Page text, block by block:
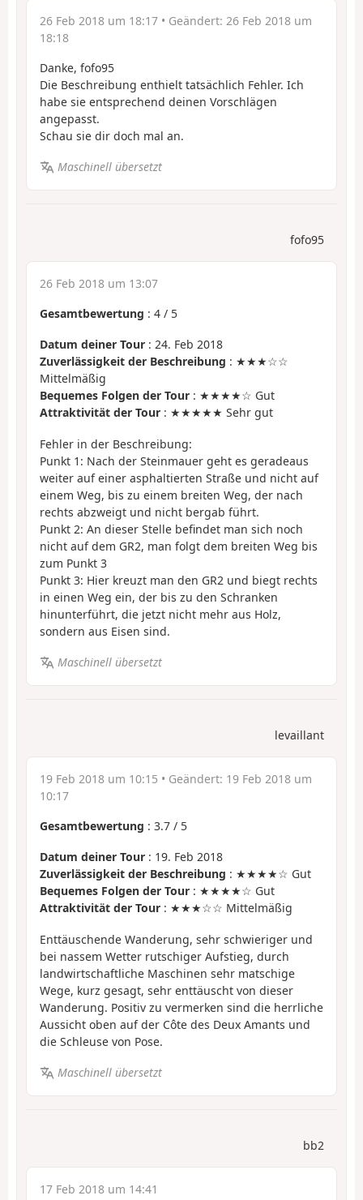
26 Feb 2018 um 18:17 • Geändert: 26 Feb 2018 um
18:18
Danke, fofo95
Die Beschreibung enthielt tatsächlich Fehler. Ich
habe sie entsprechend deinen Vorschlägen
angepasst.
Schau sie dir doch mal an.
Maschinell übersetzt
fofo95
26 Feb 2018 um 13:07
Gesamtbewertung : 4 / 5
Datum deiner Tour : 24. Feb 2018
Zuverlässigkeit der Beschreibung : ★★★☆☆
Mittelmäßig
Bequemes Folgen der Tour : ★★★★☆ Gut
Attraktivität der Tour : ★★★★★ Sehr gut
Fehler in der Beschreibung:
Punkt 1: Nach der Steinmauer geht es geradeaus
weiter auf einer asphaltierten Straße und nicht auf
einem Weg, bis zu einem breiten Weg, der nach
rechts abzweigt und nicht bergab führt.
Punkt 2: An dieser Stelle befindet man sich noch
nicht auf dem GR2, man folgt dem breiten Weg bis
zum Punkt 3
Punkt 3: Hier kreuzt man den GR2 und biegt rechts
in einen Weg ein, der bis zu den Schranken
hinunterführt, die jetzt nicht mehr aus Holz,
sondern aus Eisen sind.
Maschinell übersetzt
levaillant
19 Feb 2018 um 10:15 • Geändert: 19 Feb 2018 um
10:17
Gesamtbewertung : 3.7 / 5
Datum deiner Tour : 19. Feb 2018
Zuverlässigkeit der Beschreibung : ★★★★☆ Gut
Bequemes Folgen der Tour : ★★★★☆ Gut
Attraktivität der Tour : ★★★☆☆ Mittelmäßig
Enttäuschende Wanderung, sehr schwieriger und
bei nassem Wetter rutschiger Aufstieg, durch
landwirtschaftliche Maschinen sehr matschige
Wege, kurz gesagt, sehr enttäuscht von dieser
Wanderung. Positiv zu vermerken sind die herrliche
Aussicht oben auf der Côte des Deux Amants und
die Schleuse von Pose.
Maschinell übersetzt
bb2
17 Feb 2018 um 14:41